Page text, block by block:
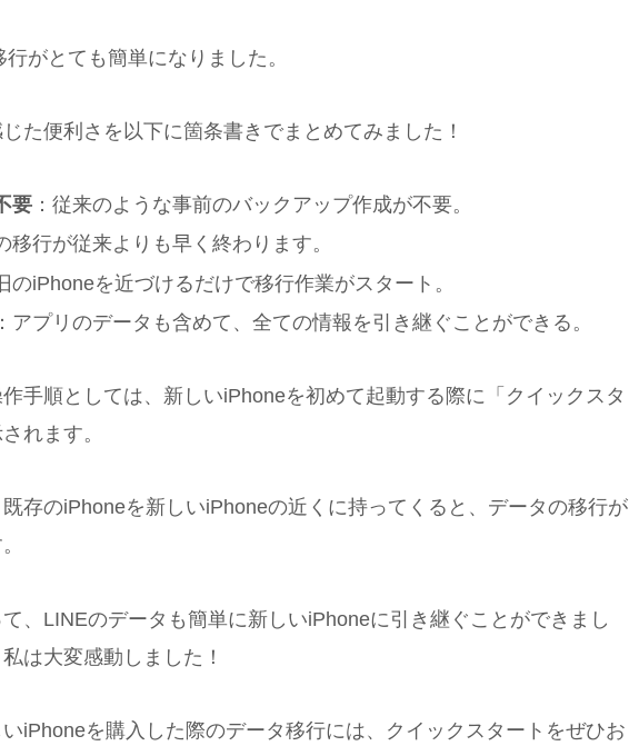
がとても簡単になりました。
た便利さを以下に箇条書きでまとめてみました！
要：従来のような事前のバックアップ作成が不要。
移行が従来よりも早く終わります。
のiPhoneを近づけるだけで移行作業がスタート。
アプリのデータも含めて、全ての情報を引き継ぐことができる。
手順としては、新しいiPhoneを初めて起動する際に「クイックスタ
れます。
存のiPhoneを新しいiPhoneの近くに持ってくると、データの移行が
、LINEのデータも簡単に新しいiPhoneに引き継ぐことができまし
は大変感動しました！
iPhoneを購入した際のデータ移行には、クイックスタートをぜひお